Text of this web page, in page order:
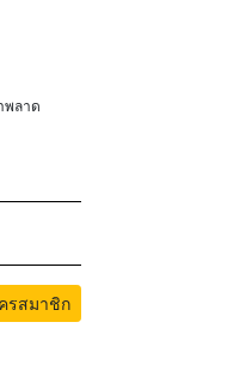
พลาด
รสมาชิก